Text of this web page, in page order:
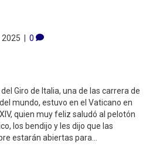
2025 | 0
Giro de Italia, una de las carrera de
mundo, estuvo en el Vaticano en
quien muy feliz saludó al pelotón
los bendijo y les dijo que las
estarán abiertas para…